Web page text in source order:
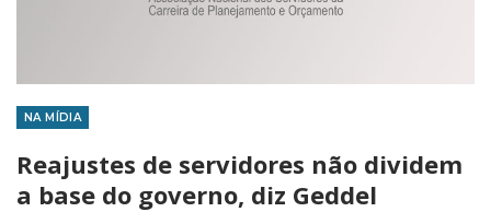
NA MÍDIA
Reajustes de servidores não dividem
a base do governo, diz Geddel